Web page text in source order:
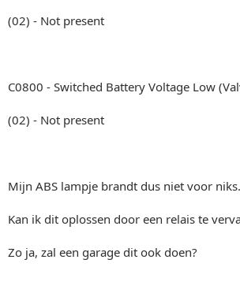
(02) - Not present
C0800 - Switched Battery Voltage Low
(02) - Not present
Mijn ABS lampje brandt dus niet voor niks.
Kan ik dit oplossen door een relais te
Zo ja, zal een garage dit ook doen?